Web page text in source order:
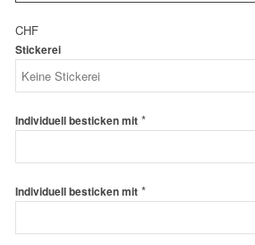
CHF
Stickerei
Individuell besticken mit *
Individuell besticken mit *